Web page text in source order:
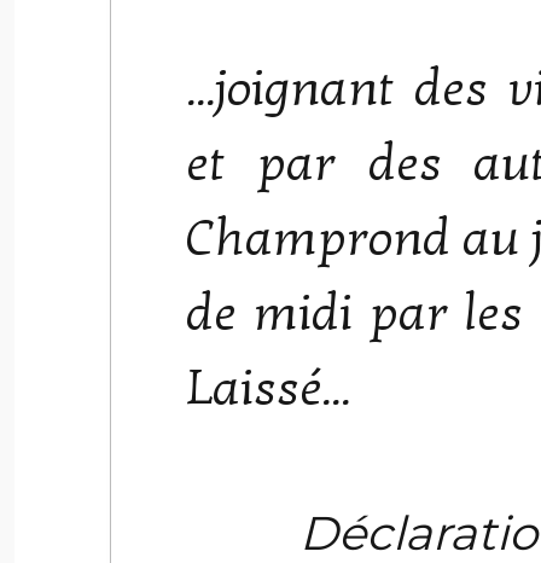
...joignant des
et par des
Champrond au
de midi par les
Laissé...